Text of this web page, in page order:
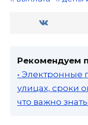
Рекомендуем
• Электронные
улицах, сроки
что важно